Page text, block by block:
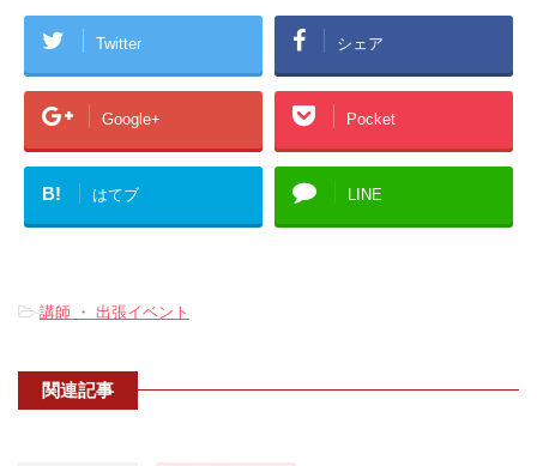
Twitter シェア
Google+ Pocket
B! はてブ LINE
-講師 ・ 出張イベント
関連記事